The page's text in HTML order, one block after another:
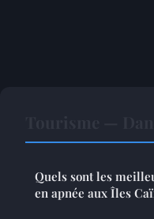
Quels sont les
en apnée aux Îles